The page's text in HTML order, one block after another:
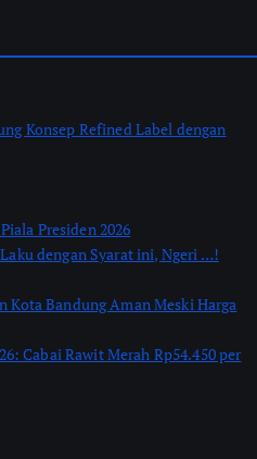
Konsep Refined Label dengan
Presiden 2026
dengan Syarat ini, Ngeri …!
Kota Bandung Aman Meski Harga
Cabai Rawit Merah Rp54.450 per